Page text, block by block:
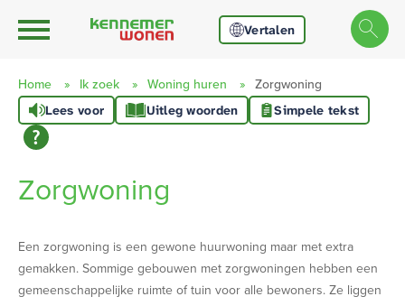
Naar hoofdinhoud
Naar hoofdnavigatiemenu
Naar zoeken
Naar de homepage
Ga naar Hoofd Vertalen
Home Ik zoek Woning huren Zorgwoning
Lees voor Uitleg woorden Simpele tekst
Zorgwoning
Een zorgwoning is een gewone huurwoning maar met extra
gemakken. Sommige gebouwen met zorgwoningen hebben een
gemeenschappelijke ruimte of tuin voor alle bewoners. Ze liggen